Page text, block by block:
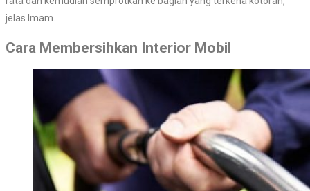
jelas Imam.
Cara Membersihkan Interior Mobil